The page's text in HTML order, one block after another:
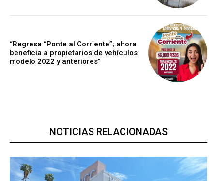
“Regresa “Ponte al Corriente”; ahora
beneficia a propietarios de vehículos
modelo 2022 y anteriores”
NOTICIAS RELACIONADAS